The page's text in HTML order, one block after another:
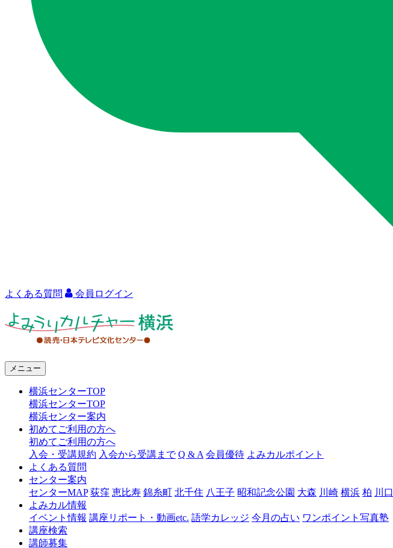
よくある質問 会員ログイン
ャ
横
浜
メニュー
横浜センターTOP
横浜センターTOP
横浜センター案内
初めてご利用の方へ
初めてご利用の方へ
入会・受講規約 入会から受講まで Q & A 会員優待 よみカルポイント
よくある質問
センター案内
センターMAP 荻窪 恵比寿 錦糸町 北千住 八王子 昭和記念公園 大森 川崎 横浜 柏 川口
よみカル情報
イベント情報 講座リポート・動画etc. 語学カレッジ 今月の占い ワンポイント写真塾
講座検索
講師募集